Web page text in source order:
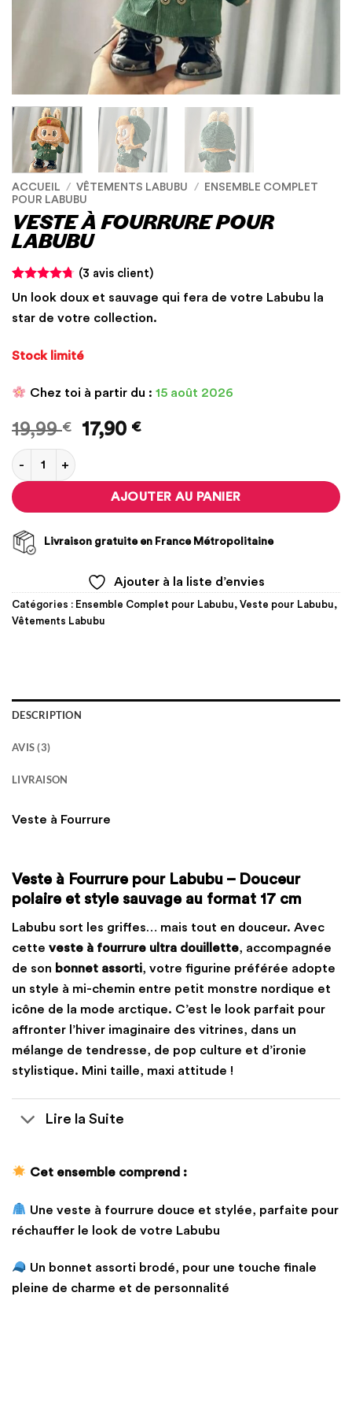
ACCUEIL / VÊTEMENTS LABUBU /
ENSEMBLE COMPLET
POUR LABUBU
VESTE À FOURRURE POUR
LABUBU
Noté
4.67
sur 5 basé
sur
3
(3 avis client)
Un look doux et sauvage qui fera de votre Labubu la
star de votre collection.
Stock limité
Chez toi à partir du : 15 août 2026
19,99€
Le
était :
19,99 €.
17,90 €Le
est :
17,90 €.
quantité de Veste à Fourrure pour Labubu
AJOUTER AU PANIER
Livraison gratuite en France Métropolitaine
Ajouter à la liste d’envies
Catégories : Ensemble Complet pour Labubu, Veste pour Labubu,
Vêtements Labubu
DESCRIPTION
AVIS (3)
LIVRAISON
Veste à Fourrure
Veste à Fourrure pour Labubu – Douceur
polaire et style sauvage au format 17 cm
Labubu sort les griffes… mais tout en douceur. Avec
cette veste à fourrure ultra douillette, accompagnée
de son bonnet assorti, votre figurine préférée adopte
un style à mi-chemin entre petit monstre nordique et
icône de la mode arctique. C’est le look parfait pour
affronter l’hiver imaginaire des vitrines, dans un
mélange de tendresse, de pop culture et d’ironie
stylistique. Mini taille, maxi attitude !
Lire la Suite
Cet ensemble comprend :
Une veste à fourrure douce et stylée, parfaite pour
réchauffer le look de votre Labubu
Un bonnet assorti brodé, pour une touche finale
pleine de charme et de personnalité